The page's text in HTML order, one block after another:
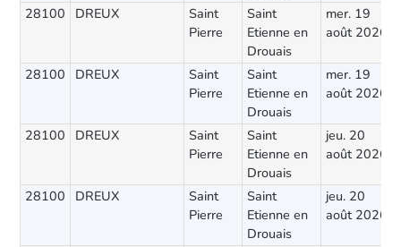
28100 DREUX
Saint
Pierre
Saint
Etienne en
Drouais
mer. 19
août 2026
28100 DREUX
Saint
Pierre
Saint
Etienne en
Drouais
mer. 19
août 2026
28100 DREUX
Saint
Pierre
Saint
Etienne en
Drouais
jeu. 20
août 2026
28100 DREUX
Saint
Pierre
Saint
Etienne en
Drouais
jeu. 20
août 2026